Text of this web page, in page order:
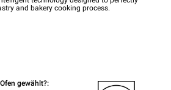
and bakery cooking process.
gewählt?: